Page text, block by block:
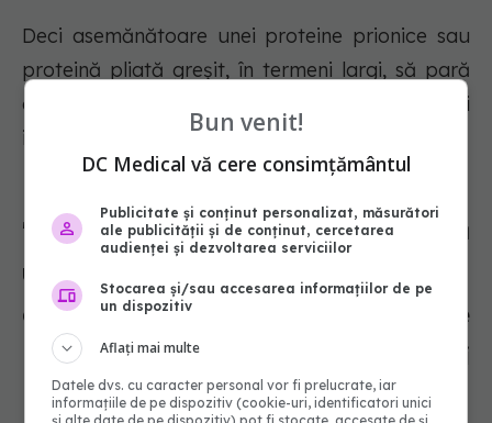
Deci asemănătoare unei proteine prionice sau
proteină pliată greșit, în termeni largi, să pară
ca un domeniu similar cu modul în care prionii
intră de obicei într-o celulă.
"Dacă înțelegem cum funcționează
un virus, îl putem bloca. Medicația
actuală pentru HIV, care se
numește cocktail, luat în fiecare zi
pentru a bloca virusul"
Bun venit!
DC Medical vă cere consimțământul
Publicitate și conținut personalizat, măsurători
ale publicității și de conținut, cercetarea
audienței și dezvoltarea serviciilor
Stocarea și/sau accesarea informațiilor de pe
un dispozitiv
Aflați mai multe
Datele dvs. cu caracter personal vor fi prelucrate, iar
informațiile de pe dispozitiv (cookie-uri, identificatori unici